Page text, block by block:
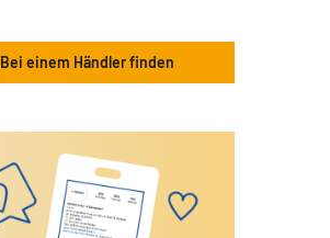
Bei einem Händler finden